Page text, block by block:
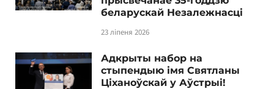
беларускай Незалежнасці
23 ліпеня 2026
Адкрыты набор на
стыпендыю імя Святланы
Ціханоўскай у Аўстрыі!